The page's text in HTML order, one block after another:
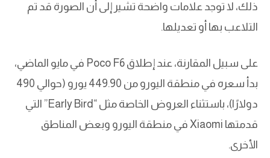
ذلك، لا توجد علامات واضحة تشير إلى أن الصورة قد تم
التلاعب بها أو تعديلها.
على سبيل المقارنة، عند إطلاق Poco F6 في مايو الماضي،
بدأ سعره في منطقة اليورو من 449.90 يورو (حوالي 490
دولارًا)، باستثناء العروض الخاصة مثل “Early Bird” التي
قدمتها Xiaomi في منطقة اليورو وبعض المناطق
الأخرى.